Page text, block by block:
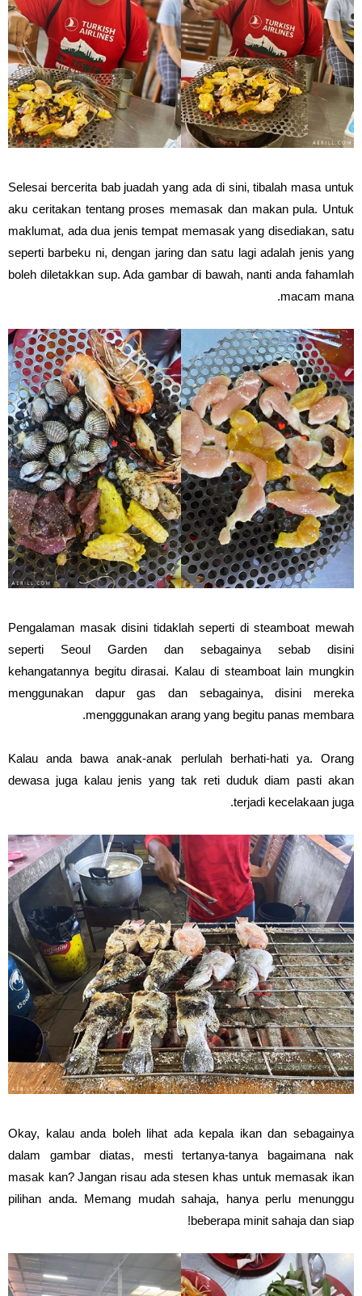
Selesai bercerita bab juadah yang ada di sini, tibalah masa untuk
aku ceritakan tentang proses memasak dan makan pula. Untuk
maklumat, ada dua jenis tempat memasak yang disediakan, satu
seperti barbeku ni, dengan jaring dan satu lagi adalah jenis yang
boleh diletakkan sup. Ada gambar di bawah, nanti anda fahamlah
macam mana.
Pengalaman masak disini tidaklah seperti di steamboat mewah
seperti Seoul Garden dan sebagainya sebab disini
kehangatannya begitu dirasai. Kalau di steamboat lain mungkin
menggunakan dapur gas dan sebagainya, disini mereka
mengggunakan arang yang begitu panas membara.
Kalau anda bawa anak-anak perlulah berhati-hati ya. Orang
dewasa juga kalau jenis yang tak reti duduk diam pasti akan
terjadi kecelakaan juga.
Okay, kalau anda boleh lihat ada kepala ikan dan sebagainya
dalam gambar diatas, mesti tertanya-tanya bagaimana nak
masak kan? Jangan risau ada stesen khas untuk memasak ikan
pilihan anda. Memang mudah sahaja, hanya perlu menunggu
beberapa minit sahaja dan siap!